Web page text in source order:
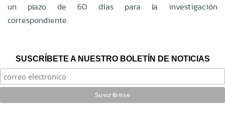
un plazo de 60 días para la investigación
correspondiente.
SUSCRÍBETE A NUESTRO BOLETÍN DE NOTICIAS